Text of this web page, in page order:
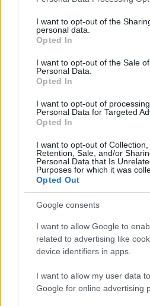
not limited to your visit or usage
grant or deny consent to Google
use your data for below specified
consent section.
I want to opt-out of the
personal data.
Opted In
I want to opt-out of the Sale
Personal Data.
Opted In
I want to opt-out of
Personal Data for Targeted
Opted In
I want to opt-out of Collection,
Retention, Sale, and/or
Personal Data that Is
Purposes for which it was
Opted Out
Google consents
I want to allow Google to
related to advertising like
device identifiers in apps.
I want to allow my user data
Google for online advertising
ennyire az érzelmek és
középpontba és minden
esetében viszont más a
párost nagyon kedvelem. Az
történetet kaptunk, de én
mivel a sorozatban mindig
szinte háttérzaj és háttérzene
drámaiak voltak és sírni
eléggé szép volt az, amit